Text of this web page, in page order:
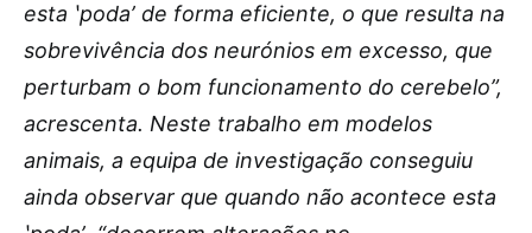
esta ʽpodaʼ de forma eficiente, o que resulta na
sobrevivência dos neurónios em excesso, que
perturbam o bom funcionamento do cerebelo”,
acrescenta. Neste trabalho em modelos
animais, a equipa de investigação conseguiu
ainda observar que quando não acontece esta